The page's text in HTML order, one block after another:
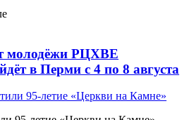
молодёжи РЦХВЕ
в Перми с 4 по 8 августа